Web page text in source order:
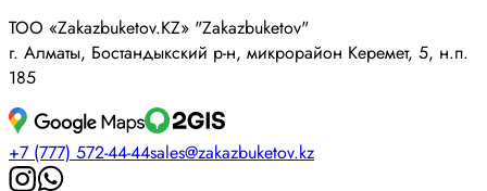
ТОО «Zakazbuketov.KZ» "Zakazbuketov"
г. Алматы, Бостандыкский р-н, микрорайон Керемет, 5, н.п.
185
+7 (777) 572-44-44sales@zakazbuketov.kz